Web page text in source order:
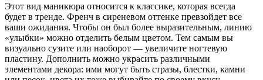
Этот вид маникюра относится к классике, которая всегда
будет в тренде. Френч в сиреневом оттенке превзойдет все
ваши ожидания. Чтобы он был более выразительным, линию
«улыбки» можно отделить белым цветом. Тем самым вы
визуально сузите или наоборот — увеличите ногтевую
пластину. Дополнить можно украсить различными
элементами декора: ими могут быть стразы, блестки, камни